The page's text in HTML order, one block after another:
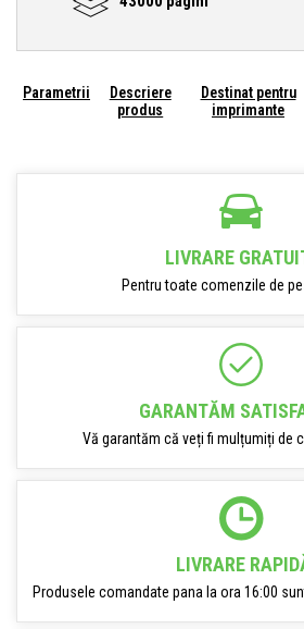
Parametrii
Descriere
produs
Destinat pentru
imprimante
LIVRARE
Pentru toate comenzile de
GARANTĂM
Vă garantăm că veți fi mulțumiți de
LIVRARE
Produsele comandate pana la ora 16:00